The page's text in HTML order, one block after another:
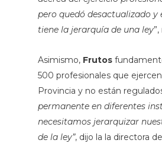
pero quedó desactualizado
tiene la jerarquía de una ley
Asimismo, Frutos
500 profesionales que
Provincia y no están
permanente en diferentes
necesitamos jerarquizar
de la ley”, dijo la la directora